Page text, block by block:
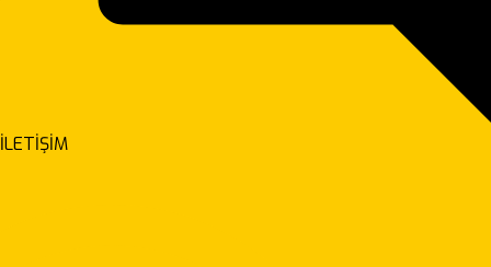
İLETİŞİM